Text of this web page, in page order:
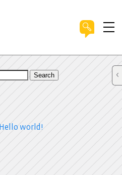
Search
Hello world!